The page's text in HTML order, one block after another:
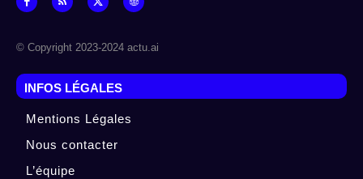
© Copyright 2023-2024 actu.ai
INFOS LÉGALES
Mentions Légales
Nous contacter
L’équipe